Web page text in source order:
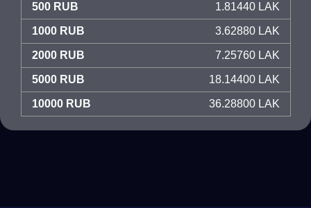
500 RUB 1.81440 LAK
1000 RUB 3.62880 LAK
2000 RUB 7.25760 LAK
5000 RUB 18.14400 LAK
10000 RUB 36.28800 LAK